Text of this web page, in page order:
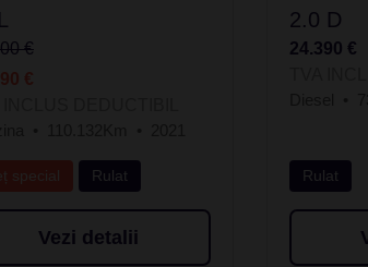
€
€
special Rulat
Vezi detalii
2.0 D
24.390 €
Rulat